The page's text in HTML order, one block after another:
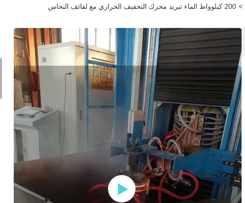
> 200 كيلوواط الماء تبريد محرك التخفيف الحراري مع لفائف النحاس